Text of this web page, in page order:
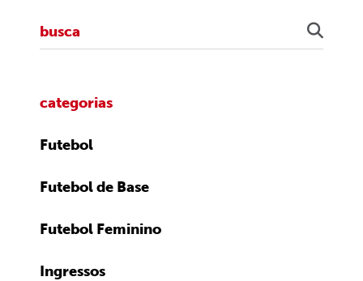
categorias
Futebol
Futebol de Base
Futebol Feminino
Ingressos